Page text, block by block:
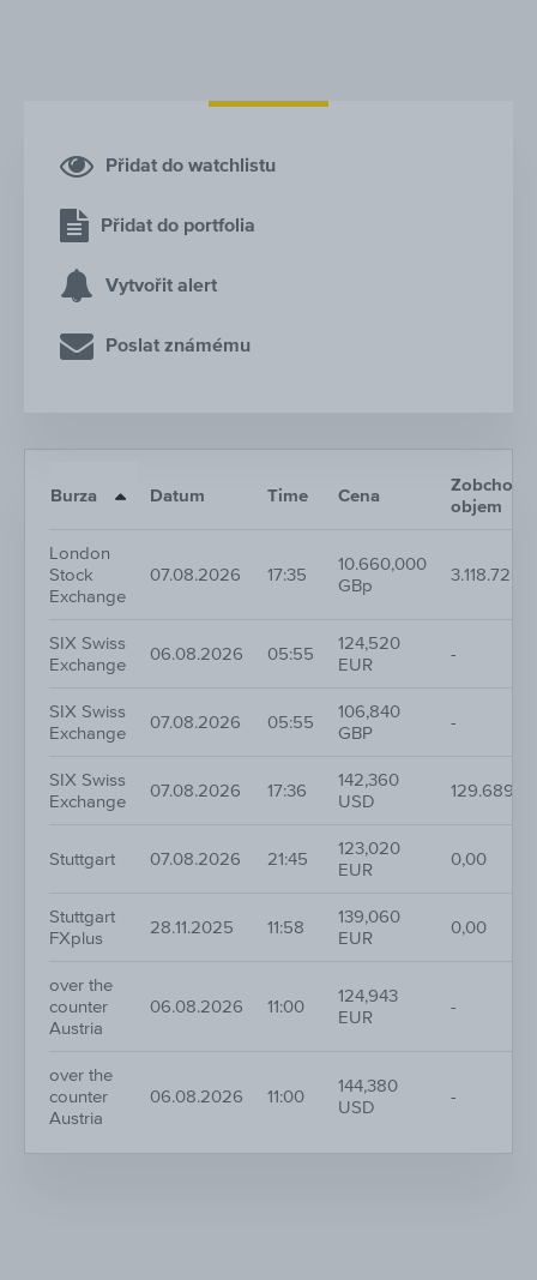
Přidat do watchlistu
Přidat do portfolia
Vytvořit alert
Poslat známému
Burza Datum Time Cena
objem
London
Stock
Exchange
07.08.2026 17:35
10.660,000
GBp
SIX Swiss
Exchange
06.08.2026 05:55
124,520
EUR
-
SIX Swiss
Exchange
07.08.2026 05:55
106,840
GBP
-
SIX Swiss
Exchange
07.08.2026 17:36
142,360
USD
Stuttgart 07.08.2026 21:45
123,020
EUR
0,00
Stuttgart
FXplus
28.11.2025 11:58
139,060
EUR
0,00
over the
counter
Austria
06.08.2026 11:00
124,943
EUR
-
over the
counter
Austria
06.08.2026 11:00
144,380
USD
-